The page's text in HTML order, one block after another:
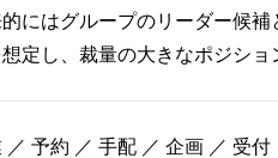
にはグループのリーダー候
想定し、裁量の大きなポジショ
／ 予約 ／ 手配 ／ 企画 ／ 受